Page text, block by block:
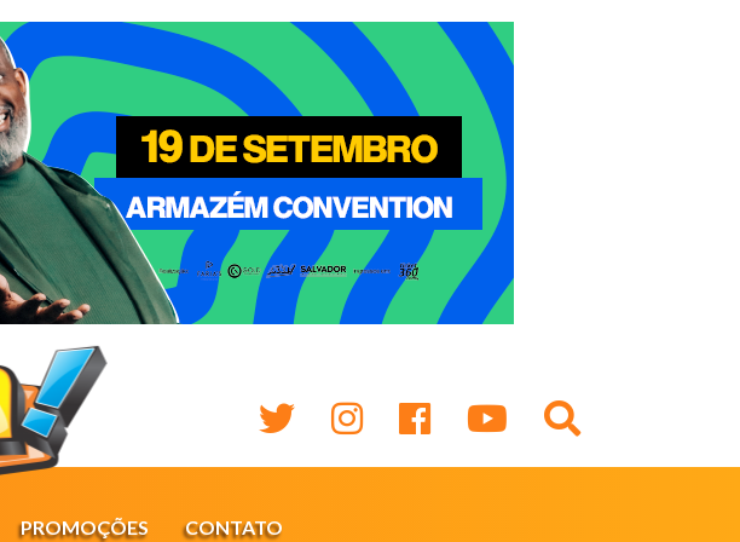
PROMOÇÕES CONTATO